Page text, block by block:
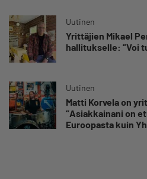
Uutinen
Yrittäjien Mikael
hallitukselle: ”Voi
Uutinen
Matti Korvela on
”Asiakkainani on
Euroopasta kuin